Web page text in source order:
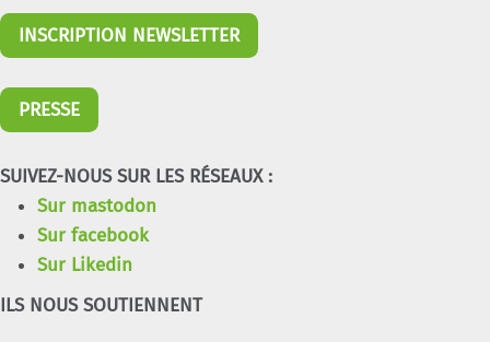
INSCRIPTION NEWSLETTER
PRESSE
SUIVEZ-NOUS SUR LES RÉSEAUX :
Sur mastodon
Sur facebook
Sur Likedin
ILS NOUS SOUTIENNENT